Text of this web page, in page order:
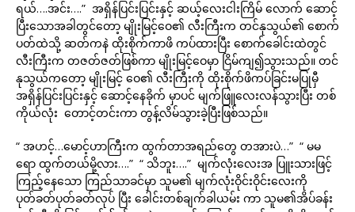
ရယ်….အင်း….” အရှိန်ပြင်းပြင်းနှင့် ဆယ့်လေးငါးကြိမ် လောက် ဆောင့်
ပြီးသောအခါတွင်တော့ မျိုးမြင့်ဝေ၏ လီးကြီးက တင်နုသွယ်၏ စောက်
ပတ်ထဲသို့ ဆတ်ကနဲ ထိုးစိုက်ကာဖိ ကပ်ထားပြီး စောက်ခေါင်းထဲတွင်
လီးကြီးက တဇတ်ဇတ်ဖြစ်ကာ မျိုးမြင့်ဝေမှာ ငြိမ်ကျ၍သွားသည်။ တင်
နုသွယ်ကတော့ မျိုးမြင့် ဝေ၏ လီးကြီးကို ထိုးစိုက်ဖိကပ်ခြင်းမပြုမှီ
အရှိန်ပြင်းပြင်းနှင့် ဆောင့်နေခိုက် မှာပင် မျက်ဖြူလေးလန်သွားပြီး တစ်
ကိုယ်လုံး တောင့်တင်းကာ တွန့်လိမ်သွားခဲ့ပြီးဖြစ်သည်။
“ အဟင့်…မောင့်ဟာကြီးက ထွက်တာအရည်တွေ တအားပဲ…” “ မမ
ရော ထွက်တယ်မို့လား….” “ သိဘူး….” မျက်လုံးလေးအ ပြူးသားဖြင့်
ကြည့်နေသော ကြည်သာခင်မှာ သူမ၏ မျက်လုံးဝိုင်းဝိုင်းလေးကို
ပုတ်ခတ်ပုတ်ခတ်လုပ် ပြီး ခေါင်းတစ်ချက်ခါယမ်း ကာ သူမ၏အိပ်ခန်း